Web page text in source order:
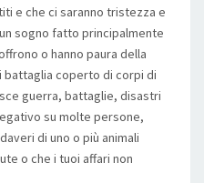
e che ci saranno tristezza e
sogno fatto principalmente
o hanno paura della
battaglia coperto di corpi di
guerra, battaglie, disastri
su molte persone,
di uno o più animali
o che i tuoi affari non